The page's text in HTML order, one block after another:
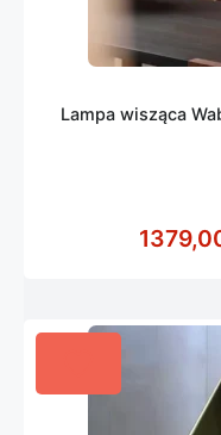
Lampa wisząca